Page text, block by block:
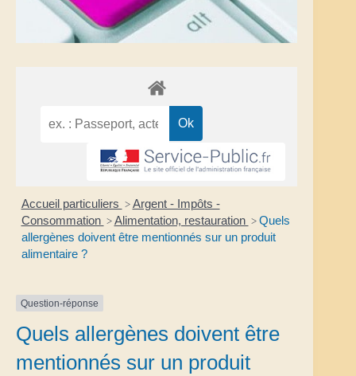
Accueil particuliers > Argent - Impôts -
Consommation > Alimentation, restauration > Quels
allergènes doivent être mentionnés sur un produit
alimentaire ?
Question-réponse
Quels allergènes doivent être
mentionnés sur un produit